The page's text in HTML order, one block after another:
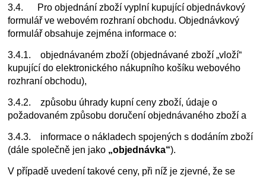
3.4. Pro objednání zboží vyplní kupující objednávkový
formulář ve webovém rozhraní obchodu. Objednávkový
formulář obsahuje zejména informace o:
3.4.1. objednávaném zboží (objednávané zboží „vloží“
kupující do elektronického nákupního košíku webového
rozhraní obchodu),
3.4.2. způsobu úhrady kupní ceny zboží, údaje o
požadovaném způsobu doručení objednávaného zboží a
3.4.3. informace o nákladech spojených s dodáním zboží
(dále společně jen jako „objednávka“).
V případě uvedení takové ceny, při níž je zjevné, že se